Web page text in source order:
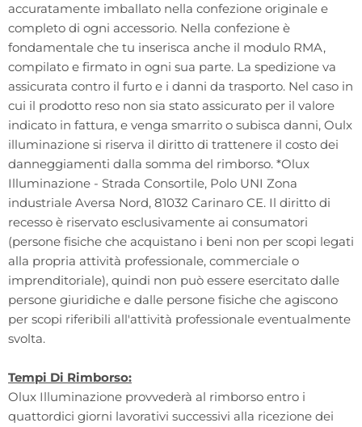
accuratamente imballato nella confezione originale e
completo di ogni accessorio. Nella confezione è
fondamentale che tu inserisca anche il modulo RMA,
compilato e firmato in ogni sua parte. La spedizione va
assicurata contro il furto e i danni da trasporto. Nel caso in
cui il prodotto reso non sia stato assicurato per il valore
indicato in fattura, e venga smarrito o subisca danni, Oulx
illuminazione si riserva il diritto di trattenere il costo dei
danneggiamenti dalla somma del rimborso. *Olux
Illuminazione - Strada Consortile, Polo UNI Zona
industriale Aversa Nord, 81032 Carinaro CE. Il diritto di
recesso è riservato esclusivamente ai consumatori
(persone fisiche che acquistano i beni non per scopi legati
alla propria attività professionale, commerciale o
imprenditoriale), quindi non può essere esercitato dalle
persone giuridiche e dalle persone fisiche che agiscono
per scopi riferibili all'attività professionale eventualmente
svolta.
Tempi Di Rimborso:
Olux Illuminazione provvederà al rimborso entro i
quattordici giorni lavorativi successivi alla ricezione dei